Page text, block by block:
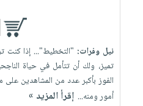
نيل وفرات: "التخطيط"... إذا كنت
الفوز بأكبر عدد من المشاهدين على
أمور ومنه... إقرأ المزيد »